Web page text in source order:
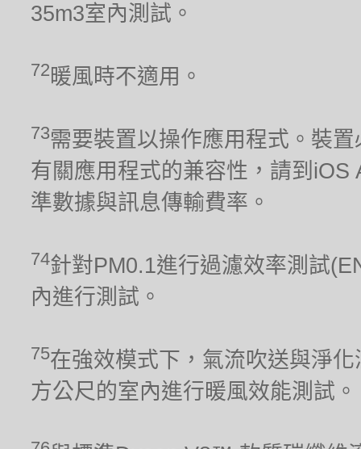
35m3室內測試。
72 暖風時不適用。
73需要裝置以操作應用程式。裝
有關應用程式的兼容性，請到
準數據與訊息傳輸費率。
74針對PM0.1進行過濾效率測試
內進行測試。
75在強效模式下，氣流吹送與淨
方公尺的室內進行暖風效能測試。